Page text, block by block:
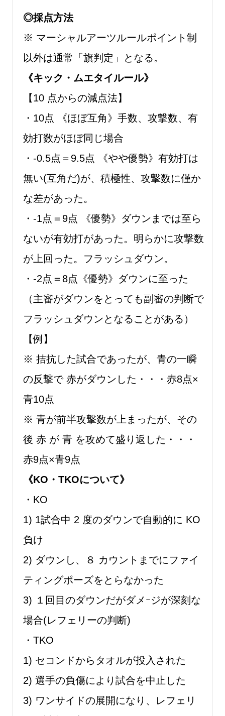
◎採点方法
※ マーシャルアーツルールポイント制
以外は通常「旗判定」となる。
《キック・ムエタイルール》
【10 点からの減点法】
・10点 《ほぼ互⾓》⼿数、攻撃数、有
効打数がほぼ同じ場合
・-0.5点＝9.5点 《やや優勢》有効打は
無い(互⾓だ)が、積極性、攻撃数に僅か
な差があった。
・-1点＝9点 《優勢》ダウンまでは⾄ら
ないが有効打があった。明らかに攻撃数
が上回った。フラッシュダウン。
・-2点＝8点《優勢》ダウンに至った
（主審がダウンをとっても副審の判断で
フラッシュダウンとなることがある）
【例】
※ 拮抗した試合であったが、青の⼀瞬
の反撃で 赤がダウンした・・・赤8点×
青10点
※ 青が前半攻撃数が上まったが、その
後 赤 が 青 を攻めて盛り返した・・・
赤9点×青9点
《KO・TKOについて》
・KO
1) 1試合中 2 度のダウンで⾃動的に KO
負け
2) ダウンし、８ カウントまでにファイ
ティングポーズをとらなかった
3) １回目のダウンだがダメｰジが深刻な
場合(レフェリーの判断)
・TKO
1) セコンドからタオルが投⼊された
2) 選⼿の負傷により試合を中⽌した
3) ワンサイドの展開になり、レフェリ